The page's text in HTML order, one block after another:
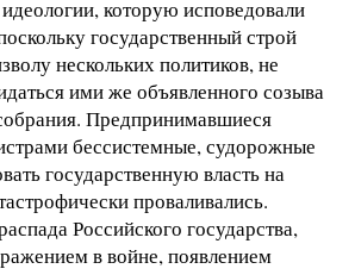
которую исповедовали
государственный строй
нескольких политиков, не
ими же объявленного созыва
Предпринимавшиеся
бессистемные, судорожные
государственную власть на
проваливались.
Российского государства,
в войне, появлением